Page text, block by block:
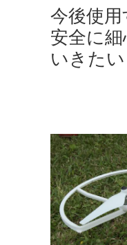
今後使
安全に
いきた